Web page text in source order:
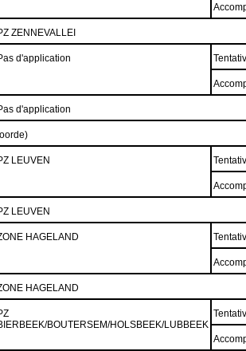
ZENNEVALLEI
d'application
d'application
LEUVEN
LEUVEN
HAGELAND
HAGELAND
BOUTERSEM/HOLSBEEK/LUBBEEK